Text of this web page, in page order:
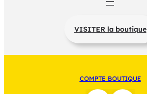
VISITER la boutique
COMPTE BOUTIQUE